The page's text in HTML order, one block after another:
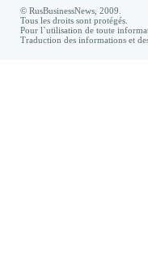
© RusBusinessNews, 2009.
Tous les droits sont protégés.
Pour l`utilisation de toute
Traduction des informations et